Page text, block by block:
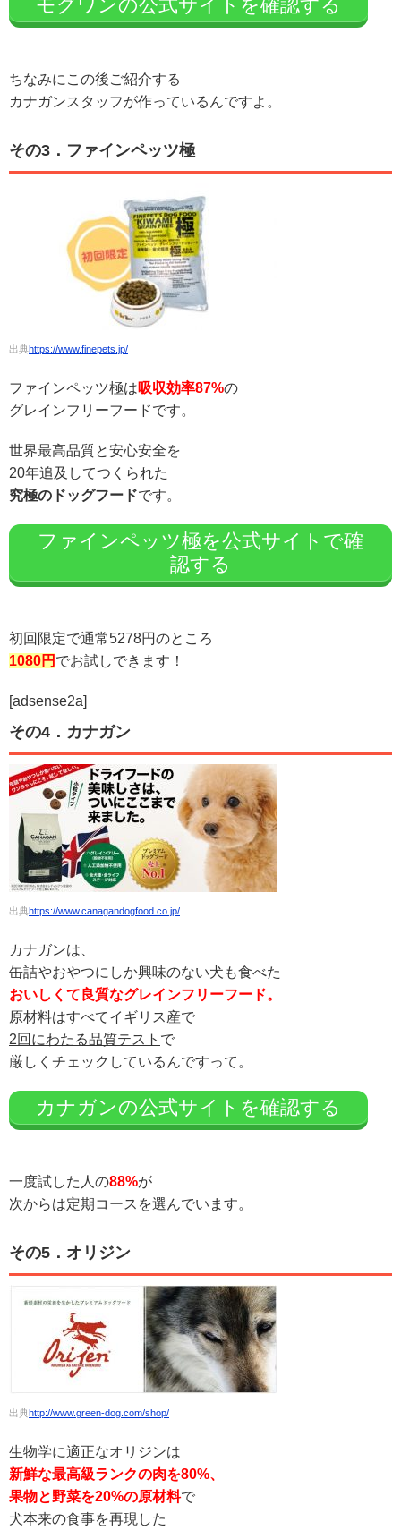
モグワンの公式サイトを確認する
ちなみにこの後ご紹介する
カナガンスタッフが作っているんですよ。
その3．ファインペッツ極
出典https://www.finepets.jp/
ファインペッツ極は吸収効率87%の
グレインフリーフードです。
世界最高品質と安心安全を
20年追及してつくられた
究極のドッグフードです。
ファインペッツ極を公式サイトで確
認する
初回限定で通常5278円のところ
1080円 でお試しできます！
[adsense2a]
その4．カナガン
出典https://www.canagandogfood.co.jp/
カナガンは、
缶詰やおやつにしか興味のない犬も食べた
おいしくて良質なグレインフリーフード。
原材料はすべてイギリス産で
2回にわたる品質テスト で
厳しくチェックしているんですって。
カナガンの公式サイトを確認する
一度試した人の88%が
次からは定期コースを選んでいます。
その5．オリジン
出典http://www.green-dog.com/shop/
生物学に適正なオリジンは
新鮮な最高級ランクの肉を80%、
果物と野菜を20%の原材料で
犬本来の食事を再現した